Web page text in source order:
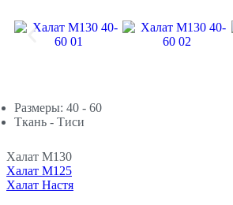
Размеры: 40 - 60
Ткань - Тиси
Халат М130
Халат М125
Халат Настя